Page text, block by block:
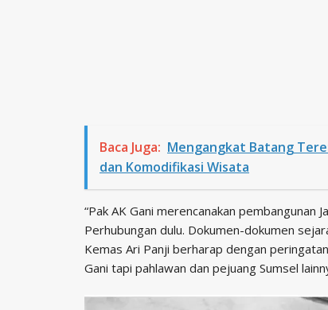
Baca Juga: Mengangkat Batang
dan Komodifikasi Wisata
“Pak AK Gani merencanakan
Perhubungan dulu. Dokumen-dokumen
Kemas Ari Panji berharap dengan
Gani tapi pahlawan dan pejuang Sumsel